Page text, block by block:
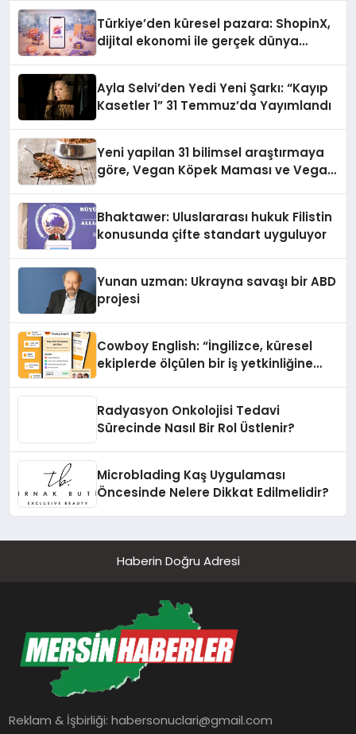
Türkiye’den küresel pazara: ShopinX,
dijital ekonomi ile gerçek dünya
Ayla Selvi’den Yedi Yeni Şarkı: “Kayıp
Kasetler 1” 31 Temmuz’da Yayımlandı
Yeni yapilan 31 bilimsel araştırmaya
göre, Vegan Köpek Maması ve Vegan
Bhaktawer: Uluslararası hukuk Filistin
konusunda çifte standart uyguluyor
Yunan uzman: Ukrayna savaşı bir ABD
projesi
Cowboy English: “İngilizce, küresel
ekiplerde ölçülen bir iş yetkinliğine
Radyasyon Onkolojisi Tedavi
Sürecinde Nasıl Bir Rol Üstlenir?
Microblading Kaş Uygulaması
Öncesinde Nelere Dikkat Edilmelidir?
Haberin Doğru Adresi
Reklam & İşbirliği:habersonuclari@gmail.com